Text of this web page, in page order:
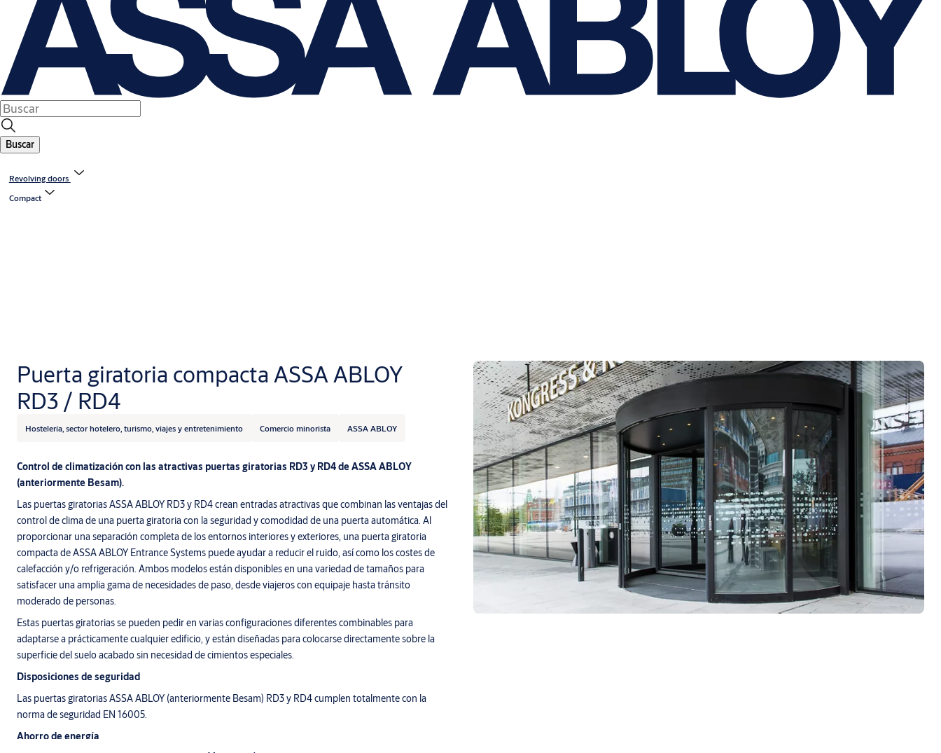
Buscar
Revolving doors
Compact
Puerta giratoria compacta ASSA ABLOY
RD3 / RD4
Hostelería, sector hotelero, turismo, viajes y entretenimiento Comercio minorista ASSA ABLOY
Control de climatización con las atractivas puertas giratorias RD3 y RD4 de ASSA ABLOY
(anteriormente Besam).
Las puertas giratorias ASSA ABLOY RD3 y RD4 crean entradas atractivas que combinan las ventajas del
control de clima de una puerta giratoria con la seguridad y comodidad de una puerta automática. Al
proporcionar una separación completa de los entornos interiores y exteriores, una puerta giratoria
compacta de ASSA ABLOY Entrance Systems puede ayudar a reducir el ruido, así como los costes de
calefacción y/o refrigeración. Ambos modelos están disponibles en una variedad de tamaños para
satisfacer una amplia gama de necesidades de paso, desde viajeros con equipaje hasta tránsito
moderado de personas.
Estas puertas giratorias se pueden pedir en varias configuraciones diferentes combinables para
adaptarse a prácticamente cualquier edificio, y están diseñadas para colocarse directamente sobre la
superficie del suelo acabado sin necesidad de cimientos especiales.
Disposiciones de seguridad
Las puertas giratorias ASSA ABLOY (anteriormente Besam) RD3 y RD4 cumplen totalmente con la
norma de seguridad EN 16005.
Ahorro de energía